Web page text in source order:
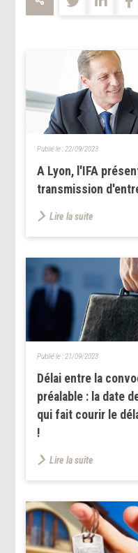
A Lyon, l'IFA
transmission
Publié le : 22/09/2023
Lire la suite
Délai entre la
préalable : la date
qui fait courir le
!
Publié le : 21/09/2023
Lire la suite